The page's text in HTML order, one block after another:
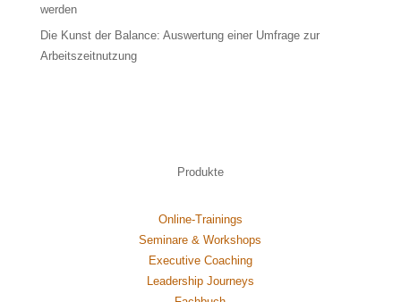
werden
Die Kunst der Balance: Auswertung einer Umfrage zur
Arbeitszeitnutzung
Produkte
Online-Trainings
Seminare & Workshops
Executive Coaching
Leadership Journeys